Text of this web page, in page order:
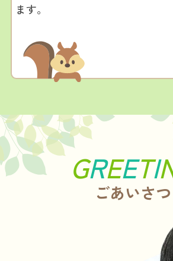
ます。
休診日・代診日につきましては
よび予約ページにて随時お知ら
め、何卒ご理解のほどよろしく
す。
【開院1周年のご挨拶】
なるせこどもクリニックは、5月
開院以来、地域の皆さまに支え
診療を続けてくることができま
ごあいさつ
GREETI